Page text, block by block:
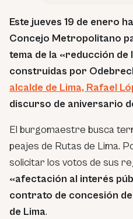
Este jueves 19 de enero
Concejo Metropolitano
tema de la «reducción de
construidas por
alcalde de Lima, Rafael
discurso de aniversario
El burgomaestre busca
peajes de Rutas de Lima.
solicitar los votos de sus
«afectación al interés
contrato de concesión
de Lima.